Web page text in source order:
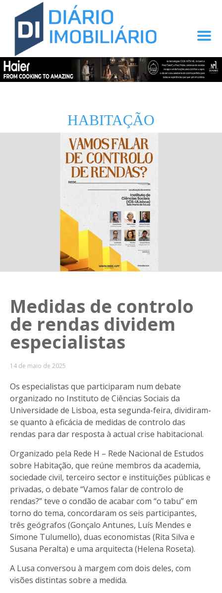
HABITAÇÃO
Medidas de controlo
de rendas dividem
especialistas
14 de maio de 2025
Os especialistas que participaram num debate
organizado no Instituto de Ciências Sociais da
Universidade de Lisboa, esta segunda-feira, dividiram-
se quanto à eficácia de medidas de controlo das
rendas para dar resposta à actual crise habitacional.
Organizado pela Rede H – Rede Nacional de Estudos
sobre Habitação, que reúne membros da academia,
sociedade civil, terceiro sector e instituições públicas e
privadas, o debate “Vamos falar de controlo de
rendas?” teve o condão de acabar com “o tabu” em
torno do tema, concordaram os seis participantes,
três geógrafos (Gonçalo Antunes, Luís Mendes e
Simone Tulumello), duas economistas (Rita Silva e
Susana Peralta) e uma arquitecta (Helena Roseta).
A Lusa conversou à margem com dois deles, com
visões distintas sobre a medida.